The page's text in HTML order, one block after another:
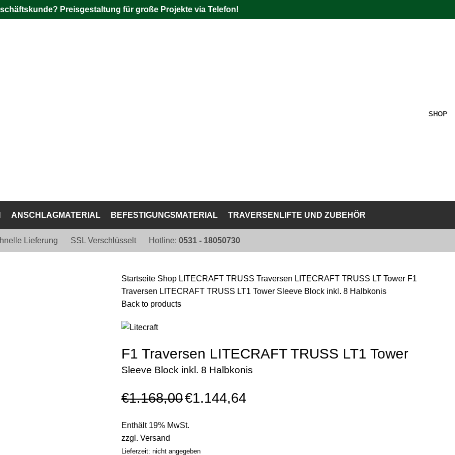
Preisgestaltung für große Projekte via Telefon!
SHOP
ANSCHLAGMATERIAL BEFESTIGUNGSMATERIAL TRAVERSENLIFTE UND ZUBEHÖR
Lieferung SSL Verschlüsselt Hotline: 0531 - 18050730
Startseite Shop LITECRAFT TRUSS Traversen LITECRAFT TRUSS LT Tower F1
Traversen LITECRAFT TRUSS LT1 Tower Sleeve Block inkl. 8 Halbkonis
Back to products
F1 Traversen LITECRAFT TRUSS LT1 Tower
Sleeve Block inkl. 8 Halbkonis
€1.168,00€1.144,64
Enthält 19% MwSt.
zzgl. Versand
Lieferzeit: nicht angegeben